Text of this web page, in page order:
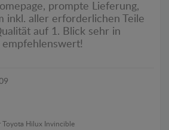
prompte Lieferung,
inkl. aller erforderlichen Teile
auf 1. Blick sehr in
Toyota Hilux Invincible